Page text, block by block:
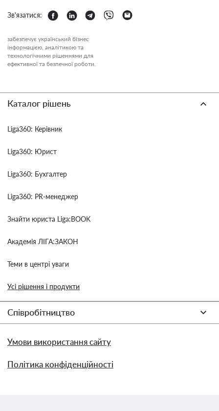
Зв'язатися:
забезпечує український бізнес
інформацією, аналітикою та
технологічними рішеннями для
ефективної та безпечної роботи.
Каталог рішень
Liga360: Керівник
Liga360: Юрист
Liga360: Бухгалтер
Liga360: PR-менеджер
Знайти юриста Liga:BOOK
Академія ЛІГА:ЗАКОН
Теми в центрі уваги
Усі рішення і продукти
Співробітництво
Умови використання сайту
Політика конфіденційності